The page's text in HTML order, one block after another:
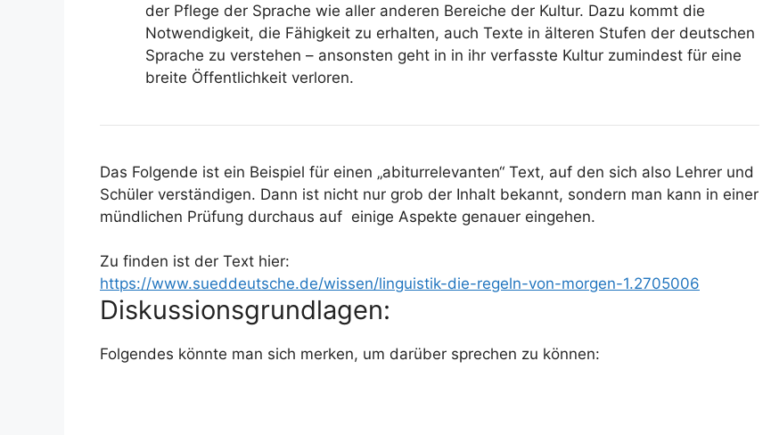
der Pflege der Sprache wie aller anderen Bereiche der Kultur. Dazu kommt die
Notwendigkeit, die Fähigkeit zu erhalten, auch Texte in älteren Stufen der deutschen
Sprache zu verstehen – ansonsten geht in in ihr verfasste Kultur zumindest für eine
breite Öffentlichkeit verloren.
Das Folgende ist ein Beispiel für einen „abiturrelevanten“ Text, auf den sich also Lehrer und
Schüler verständigen. Dann ist nicht nur grob der Inhalt bekannt, sondern man kann in einer
mündlichen Prüfung durchaus auf einige Aspekte genauer eingehen.
Zu finden ist der Text hier:
https://www.sueddeutsche.de/wissen/linguistik-die-regeln-von-morgen-1.2705006
Diskussionsgrundlagen:
Folgendes könnte man sich merken, um darüber sprechen zu können: